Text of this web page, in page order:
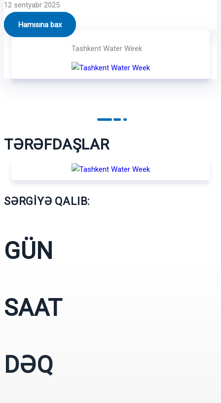
12 sentyabr 2025
Hamısına bax
Tashkent Water Week
TƏRƏFDAŞLAR
SƏRGİYƏ QALIB:
GÜN
SAAT
DƏQ